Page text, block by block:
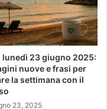
lunedì 23 giugno 2025:
nuove e frasi per
la settimana con il
23, 2025